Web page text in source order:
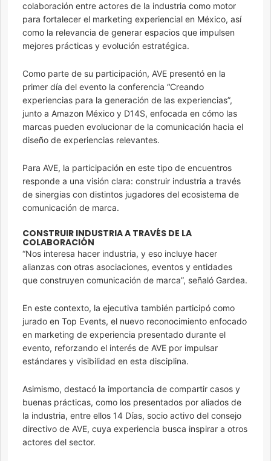
colaboración entre actores de la industria como motor
para fortalecer el marketing experiencial en México, así
como la relevancia de generar espacios que impulsen
mejores prácticas y evolución estratégica.
Como parte de su participación, AVE presentó en la
primer día del evento la conferencia “Creando
experiencias para la generación de las experiencias”,
junto a Amazon México y D14S, enfocada en cómo las
marcas pueden evolucionar de la comunicación hacia el
diseño de experiencias relevantes.
Para AVE, la participación en este tipo de encuentros
responde a una visión clara: construir industria a través
de sinergias con distintos jugadores del ecosistema de
comunicación de marca.
CONSTRUIR INDUSTRIA A TRAVÉS DE LA
COLABORACIÓN
“Nos interesa hacer industria, y eso incluye hacer
alianzas con otras asociaciones, eventos y entidades
que construyen comunicación de marca”, señaló Gardea.
En este contexto, la ejecutiva también participó como
jurado en Top Events, el nuevo reconocimiento enfocado
en marketing de experiencia presentado durante el
evento, reforzando el interés de AVE por impulsar
estándares y visibilidad en esta disciplina.
Asimismo, destacó la importancia de compartir casos y
buenas prácticas, como los presentados por aliados de
la industria, entre ellos 14 Días, socio activo del consejo
directivo de AVE, cuya experiencia busca inspirar a otros
actores del sector.